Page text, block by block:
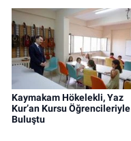
Kaymakam Hökelekli, Yaz
Kur’an Kursu Öğrencileriyle
Buluştu